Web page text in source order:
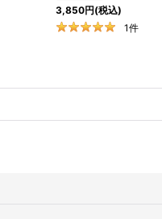
3,850円(税込)
1件